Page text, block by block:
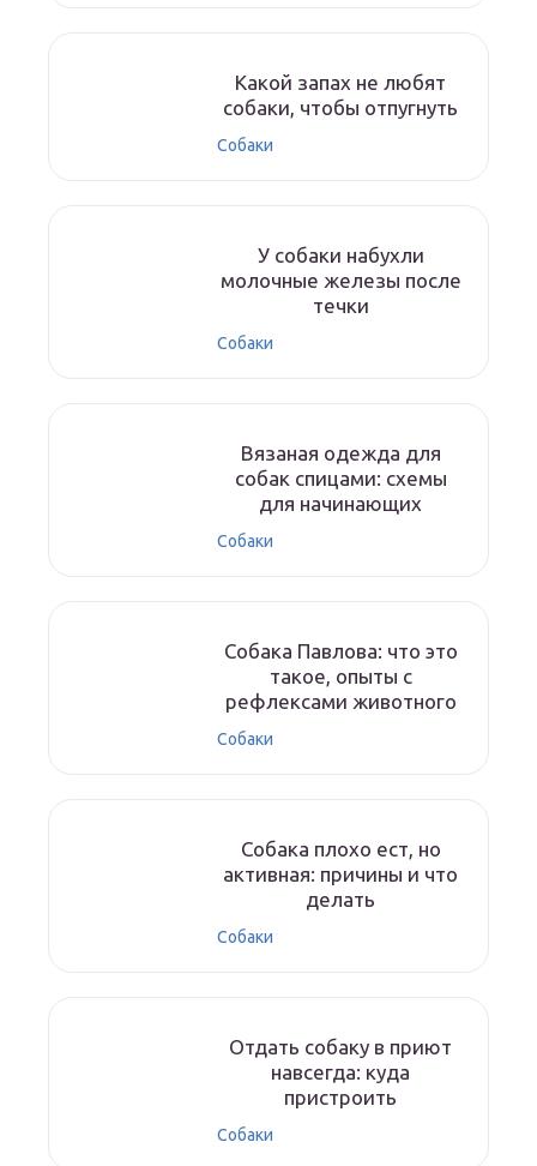
Какой запах не любят
собаки, чтобы отпугнуть
Собаки
У собаки набухли
молочные железы после
течки
Собаки
Вязаная одежда для
собак спицами: схемы
для начинающих
Собаки
Собака Павлова: что это
такое, опыты с
рефлексами животного
Собаки
Собака плохо ест, но
активная: причины и что
делать
Собаки
Отдать собаку в приют
навсегда: куда
пристроить
Собаки